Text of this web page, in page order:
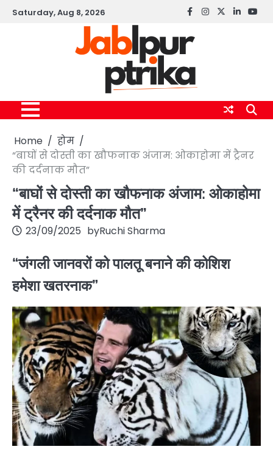
SkipSaturday, Aug 8, 2026 Facebook
instagram
twitterlinkedin
Home
होम
“बाघों से दोस्ती का खौफनाक अंजाम: ओकाहोमा में ट्रैनर
की दर्दनाक मौत”
“बाघों से दोस्ती का खौफनाक अंजाम: ओकाहोमा
में ट्रैनर की दर्दनाक मौत”
23/09/2025 byRuchi Sharma
“जंगली जानवरों को पालतू बनाने की कोशिश
हमेशा खतरनाक”